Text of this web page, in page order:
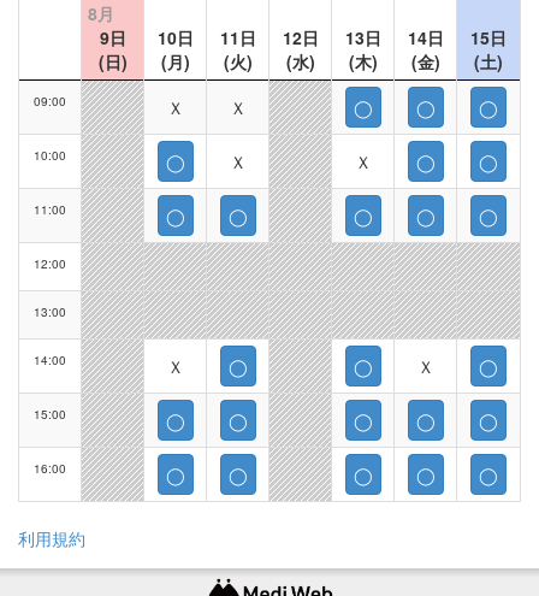
8月
9日
(日)
10日
(月)
11日
(火)
12日
(水)
13日
(木)
14日
(金)
15日
(土)
09:00 Ｘ Ｘ ◯ ◯ ◯
10:00 ◯ Ｘ Ｘ ◯ ◯
11:00 ◯ ◯ ◯ ◯ ◯
12:00
13:00
14:00 Ｘ ◯ ◯ Ｘ ◯
15:00 ◯ ◯ ◯ ◯ ◯
16:00 ◯ ◯ ◯ ◯ ◯
利用規約